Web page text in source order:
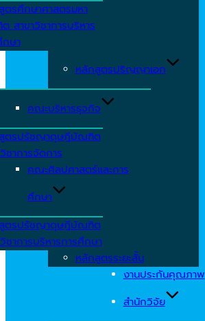
ตรศึกษาศาสตรมหา
สาขาวิชาการบริหาร
ษา
หลักสูตรปริญญาเอก
คณะบริหารธุจกิจ
ตรปรัชญาดุษฎีบัณฑิต
ชาการจัดการ
คณะศิลปศาสตร์และการ
ศึกษา
ตรปรัชญาดุษฎีบัณฑิต
ชาการบริหารการศึกษา
หลักสูตรระยะสั้น
งานประกันคุณภาพ
สำนักวิจัย